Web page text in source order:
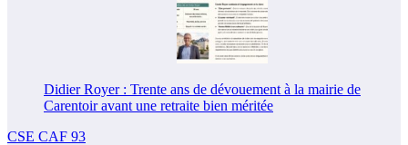
Didier Royer : Trente ans de dévouement à la mairie de
Carentoir avant une retraite bien méritée
CSE CAF 93